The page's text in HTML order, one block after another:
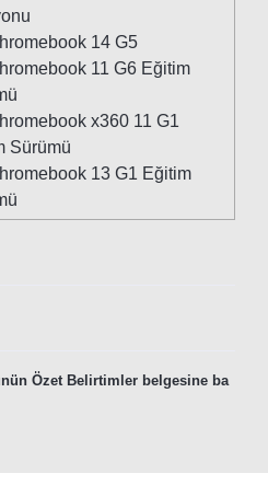
14 G5
11 G6 Eğitim
x360 11 G1
Sürümü
13 G1 Eğitim
Özet Belirtimler belgesine ba